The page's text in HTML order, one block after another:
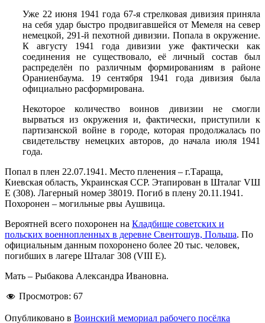
Уже 22 июня 1941 года 67-я стрелковая дивизия приняла
на себя удар быстро продвигавшейся от Мемеля на север
немецкой, 291-й пехотной дивизии. Попала в окружение.
К августу 1941 года дивизии уже фактически как
соединения не существовало, её личный состав был
распределён по различным формированиям в районе
Ораниенбаума. 19 сентября 1941 года дивизия была
официально расформирована.
Некоторое количество воинов дивизии не смогли
вырваться из окружения и, фактически, приступили к
партизанской войне в городе, которая продолжалась по
свидетельству немецких авторов, до начала июля 1941
года.
Попал в плен 22.07.1941. Место пленения – г.Тараща,
Киевская область, Украинская ССР. Этапирован в Шталаг VШ
E (308). Лагерный номер 38019. Погиб в плену 20.11.1941.
Похоронен – могильные рвы Аушвица.
Вероятней всего похоронен на Кладбище советских и
польских военнопленных в деревне Свентошув, Польша. По
официальным данным похоронено более 20 тыс. человек,
погибших в лагере Шталаг 308 (VIII E).
Мать – Рыбакова Александра Ивановна.
Просмотров: 67
Опубликовано в Воинский мемориал рабочего посёлка